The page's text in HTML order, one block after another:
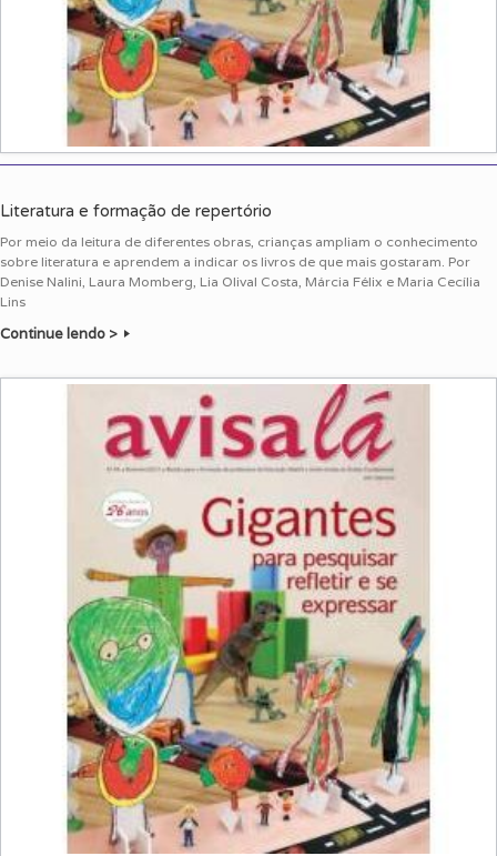
Literatura e formação de repertório
Por meio da leitura de diferentes obras, crianças ampliam o conhecimento
sobre literatura e aprendem a indicar os livros de que mais gostaram. Por
Denise Nalini, Laura Momberg, Lia Olival Costa, Márcia Félix e Maria Cecília
Lins
Continue lendo >